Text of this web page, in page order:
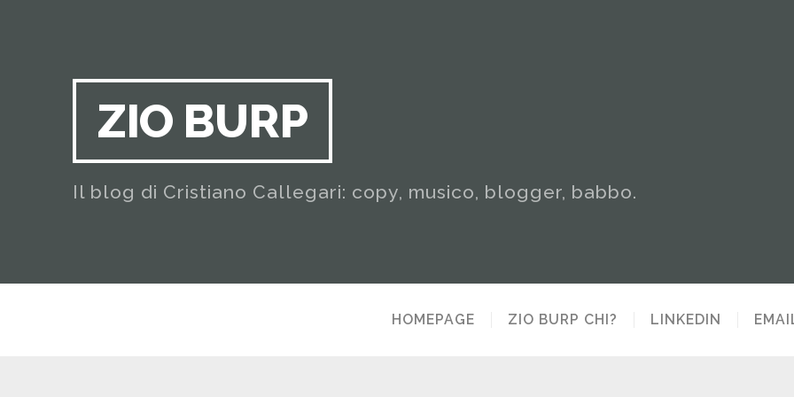
ZIO BURP
Il blog di Cristiano Callegari: copy, musico, blogger, babbo.
HOMEPAGE ZIO BURP CHI? LINKEDIN